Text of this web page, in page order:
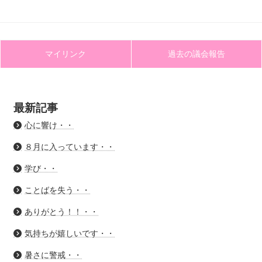
マイリンク 過去の議会報告
最新記事
心に響け・・
８月に入っています・・
学び・・
ことばを失う・・
ありがとう！！・・
気持ちが嬉しいです・・
暑さに警戒・・